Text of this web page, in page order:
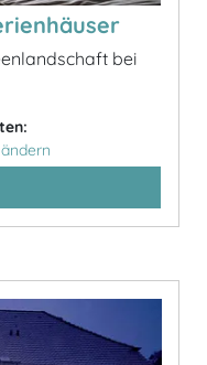
bei
ändern